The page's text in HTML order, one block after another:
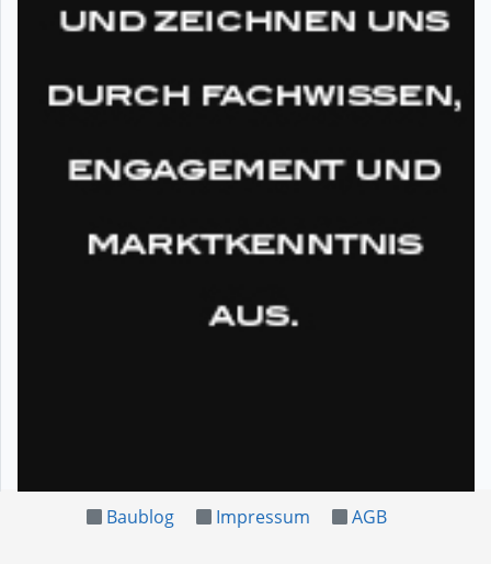
Baublog Impressum AGB